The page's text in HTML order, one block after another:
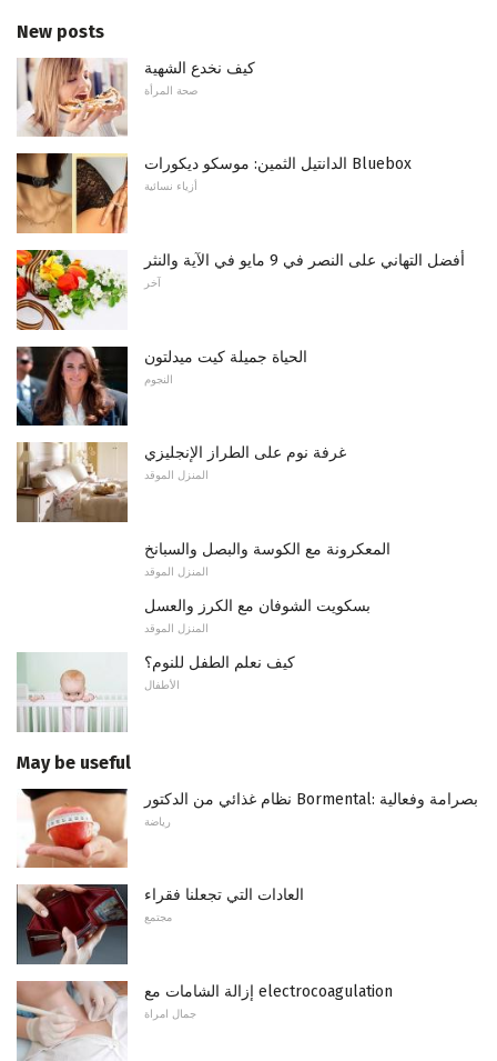
New posts
كيف نخدع الشهية
صحة المرأة
الدانتيل الثمين: موسكو ديكورات Bluebox
أزياء نسائية
أفضل التهاني على النصر في 9 مايو في الآية والنثر
آخر
الحياة جميلة كيت ميدلتون
النجوم
غرفة نوم على الطراز الإنجليزي
المنزل الموقد
المعكرونة مع الكوسة والبصل والسبانخ
المنزل الموقد
بسكويت الشوفان مع الكرز والعسل
المنزل الموقد
كيف نعلم الطفل للنوم؟
الأطفال
May be useful
نظام غذائي من الدكتور Bormental: بصرامة وفعالية
رياضة
العادات التي تجعلنا فقراء
مجتمع
إزالة الشامات مع electrocoagulation
جمال امراة